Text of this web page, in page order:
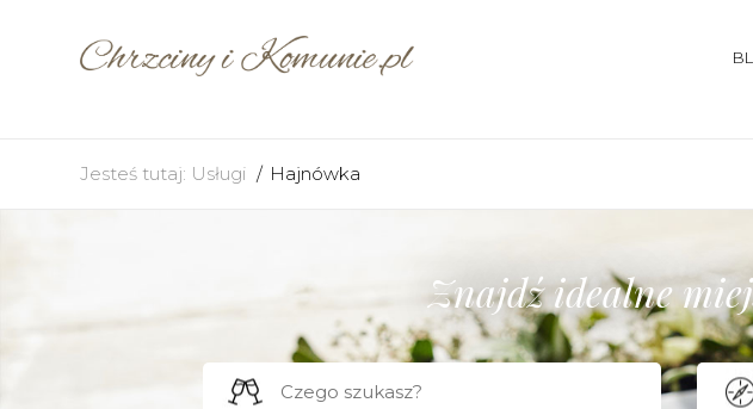
Jesteś tutaj: Usługi Hajnówka
Znajdź idealne